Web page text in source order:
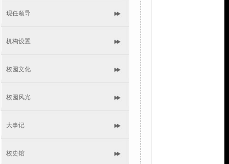
现任领导
机构设置
校园文化
校园风光
大事记
校史馆